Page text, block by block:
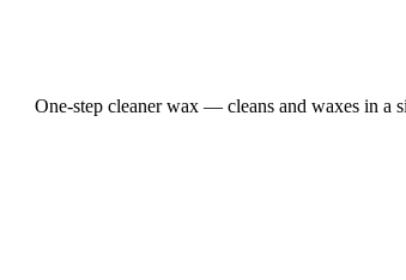
One-step cleaner wax — cleans and waxes in a